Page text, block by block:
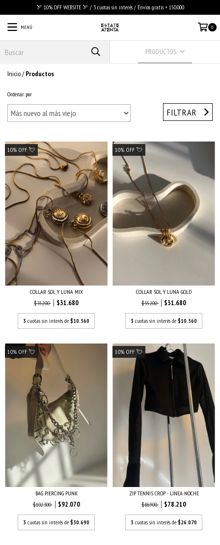
🏹 10% OFF WEBSITE 🏹 / 3 cuotas sin interés / Envios gratis + 150.000
MENÚ 0
PRODUCTOS
Inicio/ Productos
Ordenar por
FILTRAR
10% OFF 💘
COLLAR SOL Y LUNA MIX
$35.200
$31.680
3 cuotas sin interés de $10.560
10% OFF 💘
COLLAR SOL Y LUNA GOLD
$35.200
$31.680
3 cuotas sin interés de $10.560
10% OFF 💘
BAG PIERCING PUNK
$102.300
$92.070
3 cuotas sin interés de $30.690
10% OFF 💘
ZIP TENNIS CROP - LÍNEA NOCHE
$86.900
$78.210
3 cuotas sin interés de $26.070